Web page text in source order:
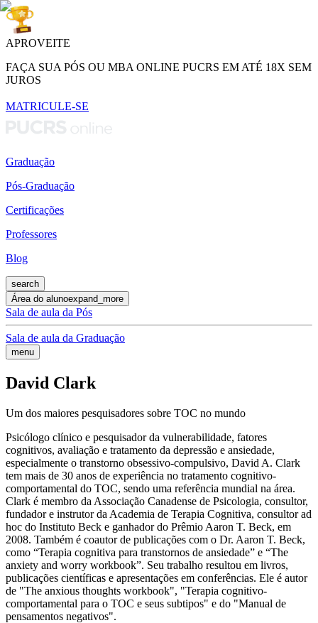
APROVEITE
FAÇA SUA PÓS OU MBA ONLINE PUCRS EM ATÉ 18X SEM
JUROS
MATRICULE-SE
Graduação
Pós-Graduação
Certificações
Professores
Blog
search
Área do alunoexpand_more
Sala de aula da Pós
Sala de aula da Graduação
menu
David Clark
Um dos maiores pesquisadores sobre TOC no mundo
Psicólogo clínico e pesquisador da vulnerabilidade, fatores
cognitivos, avaliação e tratamento da depressão e ansiedade,
especialmente o transtorno obsessivo-compulsivo, David A. Clark
tem mais de 30 anos de experiência no tratamento cognitivo-
comportamental do TOC, sendo uma referência mundial na área.
Clark é membro da Associação Canadense de Psicologia, consultor,
fundador e instrutor da Academia de Terapia Cognitiva, consultor ad
hoc do Instituto Beck e ganhador do Prêmio Aaron T. Beck, em
2008. Também é coautor de publicações com o Dr. Aaron T. Beck,
como “Terapia cognitiva para transtornos de ansiedade” e “The
anxiety and worry workbook”. Seu trabalho resultou em livros,
publicações científicas e apresentações em conferências. Ele é autor
de "The anxious thoughts workbook", "Terapia cognitivo-
comportamental para o TOC e seus subtipos" e do "Manual de
pensamentos negativos".